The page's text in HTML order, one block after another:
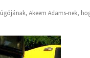
Akeem Adams-nek,